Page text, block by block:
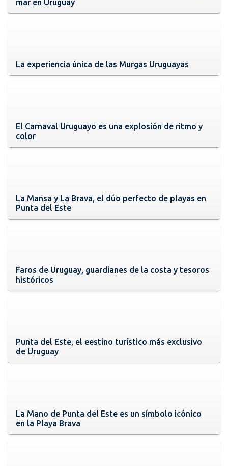
mar en Uruguay
La experiencia única de las Murgas Uruguayas
El Carnaval Uruguayo es una explosión de ritmo y
color
La Mansa y La Brava, el dúo perfecto de playas en
Punta del Este
Faros de Uruguay, guardianes de la costa y tesoros
históricos
Punta del Este, el eestino turístico más exclusivo
de Uruguay
La Mano de Punta del Este es un símbolo icónico
en la Playa Brava